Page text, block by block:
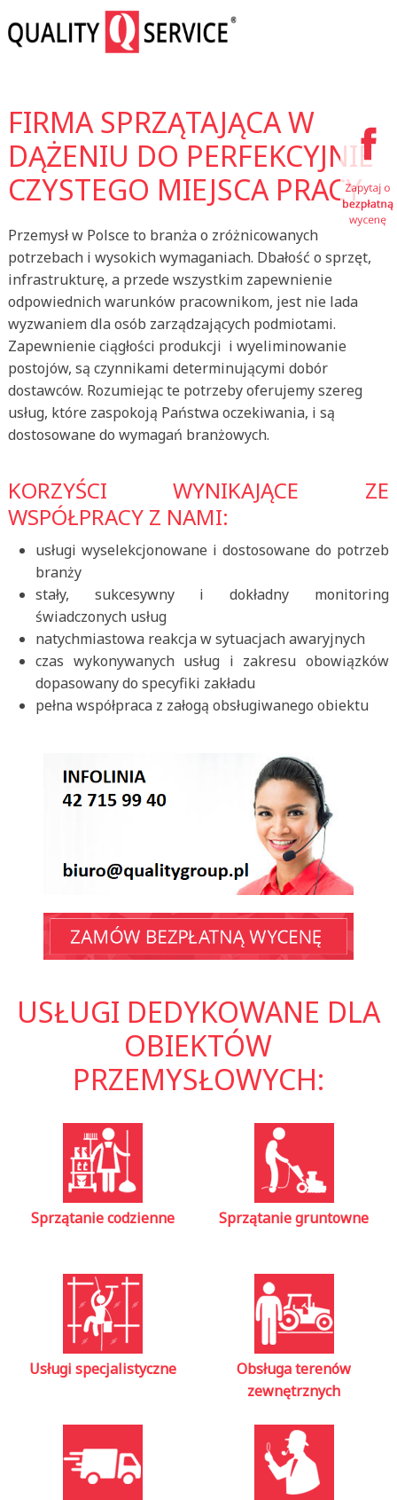
FIRMA SPRZĄTAJĄCA W
DĄŻENIU DO PERFEKCYJNIE
CZYSTEGO MIEJSCA PRACY
Przemysł w Polsce to branża o zróżnicowanych
potrzebach i wysokich wymaganiach. Dbałość o sprzęt,
infrastrukturę, a przede wszystkim zapewnienie
odpowiednich warunków pracownikom, jest nie lada
wyzwaniem dla osób zarządzających podmiotami.
Zapewnienie ciągłości produkcji i wyeliminowanie
postojów, są czynnikami determinującymi dobór
dostawców. Rozumiejąc te potrzeby oferujemy szereg
usług, które zaspokoją Państwa oczekiwania, i są
dostosowane do wymagań branżowych.
KORZYŚCI WYNIKAJĄCE ZE
WSPÓŁPRACY Z NAMI:
usługi wyselekcjonowane i dostosowane do potrzeb
branży
stały, sukcesywny i dokładny monitoring
świadczonych usług
natychmiastowa reakcja w sytuacjach awaryjnych
czas wykonywanych usług i zakresu obowiązków
dopasowany do specyfiki zakładu
pełna współpraca z załogą obsługiwanego obiektu
USŁUGI DEDYKOWANE DLA
OBIEKTÓW
PRZEMYSŁOWYCH:
Sprzątanie codzienne Sprzątanie gruntowne
Usługi specjalistyczne
Obsługa terenów
zewnętrznych